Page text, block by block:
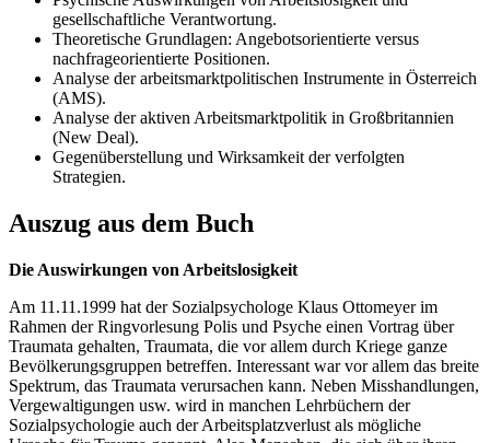
gesellschaftliche Verantwortung.
Theoretische Grundlagen: Angebotsorientierte versus
nachfrageorientierte Positionen.
Analyse der arbeitsmarktpolitischen Instrumente in Österreich
(AMS).
Analyse der aktiven Arbeitsmarktpolitik in Großbritannien
(New Deal).
Gegenüberstellung und Wirksamkeit der verfolgten
Strategien.
Auszug aus dem Buch
Die Auswirkungen von Arbeitslosigkeit
Am 11.11.1999 hat der Sozialpsychologe Klaus Ottomeyer im
Rahmen der Ringvorlesung Polis und Psyche einen Vortrag über
Traumata gehalten, Traumata, die vor allem durch Kriege ganze
Bevölkerungsgruppen betreffen. Interessant war vor allem das breite
Spektrum, das Traumata verursachen kann. Neben Misshandlungen,
Vergewaltigungen usw. wird in manchen Lehrbüchern der
Sozialpsychologie auch der Arbeitsplatzverlust als mögliche